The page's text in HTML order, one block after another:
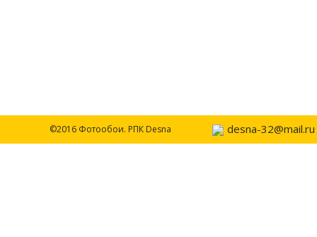
©2016 Фотообои. РПК Desna desna-32@mail.ru